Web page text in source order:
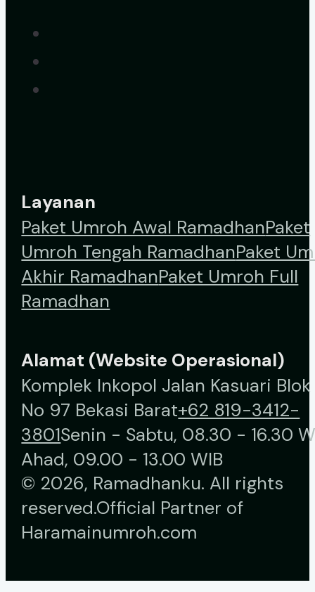
Layanan
Paket Umroh Awal RamadhanPaket
Umroh Tengah RamadhanPaket
Akhir RamadhanPaket Umroh Full
Ramadhan
Alamat (Website Operasional)
Komplek Inkopol Jalan Kasuari Blok
No 97 Bekasi Barat+62 819-3412-
3801Senin - Sabtu, 08.30 - 16.30
Ahad, 09.00 - 13.00 WIB
© 2026, Ramadhanku. All rights
reserved.Official Partner of
Haramainumroh.com